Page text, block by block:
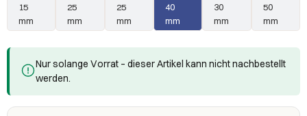
15
mm
25
mm
25
mm
40
mm
30
mm
50
mm
Nur solange Vorrat – dieser Artikel kann nicht nachbestellt
werden.